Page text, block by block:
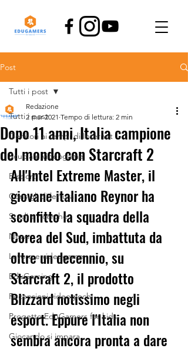
Post
Tutti i post
Genitori ai tempi di Internet
Scuola e videogame
E-sport
Consigli di lettura
Studi e ricerche
News
Lavoro e videogame
EduGaming
Recensioni videogiochi
Progetto EduGamers for kids
Giocando si impara
Tutti i post
Dopo 11 anni, Italia campione
del mondo con Starcraft 2
Redazione
2 mar 2021 Tempo di lettura: 2 min
All'Intel Extreme Master, il
giovane italiano Reynor ha
sconfitto la squadra della
Corea del Sud, imbattuta da
oltre un decennio, su
Starcraft 2, il prodotto
Blizzardnotissimo negli
esport. Eppure l'Italia non
sembra ancora pronta a dare